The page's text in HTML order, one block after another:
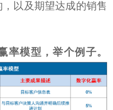
以及期望达成的销售
率模型，举个例子。